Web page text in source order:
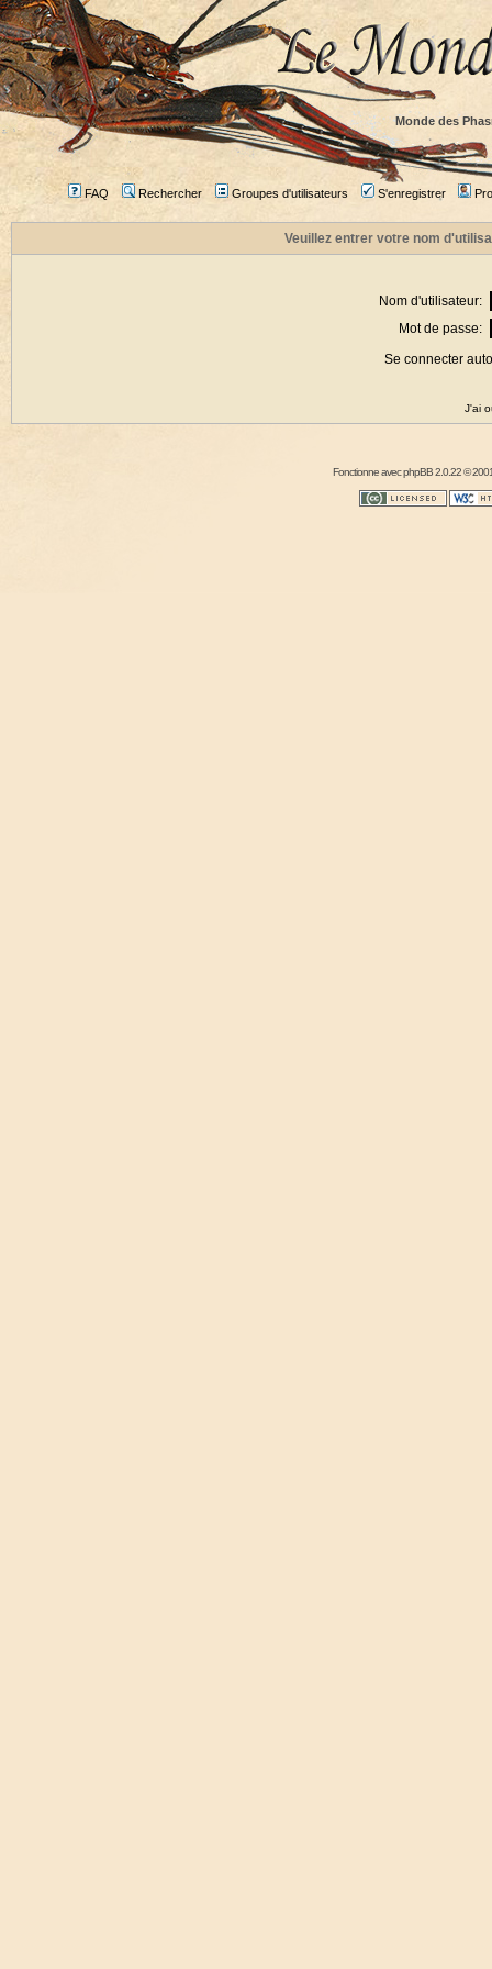
Monde des
FAQ Rechercher Groupes d'utilisateurs S'enregistrer
Veuillez entrer votre nom
Nom d'utilisateur:
Mot de passe:
Se connecter
J'ai
Fonctionne avecphpBB2.0.22 ©